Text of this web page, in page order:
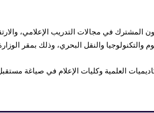
المشترك في مجالات التدريب الإعلامي،
والتكنولوجيا والنقل البحري، وذلك بمقر
العلمية وكليات الإعلام في صياغة